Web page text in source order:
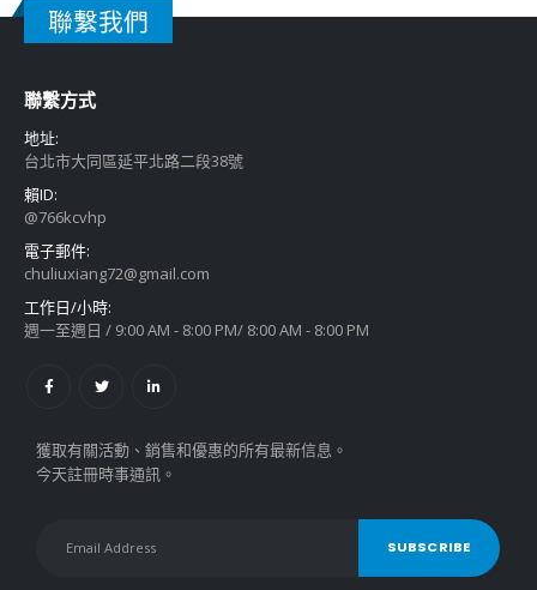
聯繫我們
聯繫方式
地址:
台北市大同區延平北路二段38號
賴ID:
@766kcvhp
電子郵件:
chuliuxiang72@gmail.com
工作日/小時:
週一至週日 / 9:00 AM - 8:00 PM/ 8:00 AM - 8:00 PM
獲取有關活動、銷售和優惠的所有最新信息。
今天註冊時事通訊。